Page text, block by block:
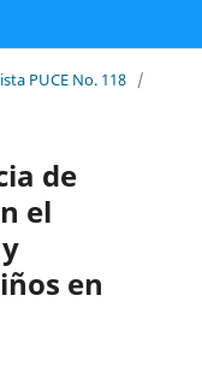
PUCE No. 118 /
de
el
en